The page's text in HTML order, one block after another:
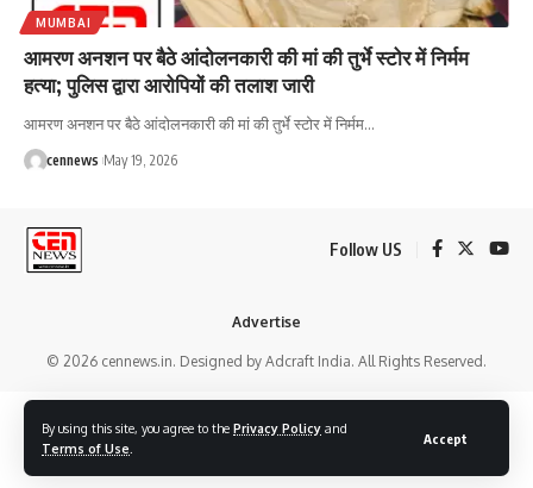
By using this site, you agree to the Privacy Policy and
Terms of Use
Accept
MUMBAI
आमरण अनशन पर बैठे आंदोलनकारी की मां की तुर्भे स्टोर में निर्मम
हत्या; पुलिस द्वारा आरोपियों की तलाश जारी
आमरण अनशन पर बैठे आंदोलनकारी की मां की तुर्भे स्टोर में निर्मम…
cennews May 19, 2026
Follow US
© 2026 cennews.in. Designed by Adcraft India. All Rights Reserved.
Advertise